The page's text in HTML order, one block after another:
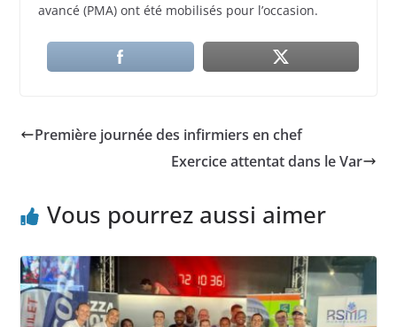
avancé (PMA) ont été mobilisés pour l’occasion.
Première journée des infirmiers en chef
Exercice attentat dans le Var
Vous pourrez aussi aimer